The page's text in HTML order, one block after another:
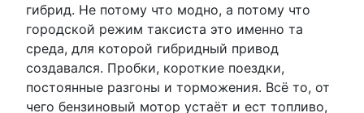
гибрид. Не потому что модно, а потому что
городской режим таксиста это именно та
среда, для которой гибридный привод
создавался. Пробки, короткие поездки,
постоянные разгоны и торможения. Всё то, от
чего бензиновый мотор устаёт и ест топливо,